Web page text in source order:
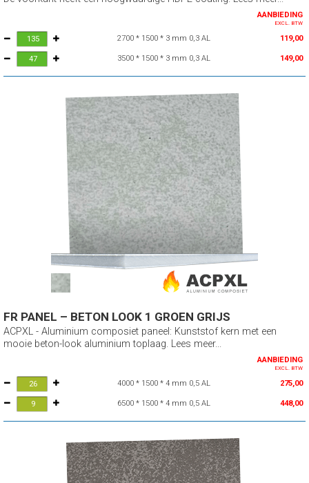
AANBIEDING
EXCL. BTW
2700 * 1500 * 3 mm 0,3 AL 119,00
3500 * 1500 * 3 mm 0,3 AL 149,00
FR PANEL – BETON LOOK 1 GROEN GRIJS
ACPXL - Aluminium composiet paneel: Kunststof kern met een
mooie beton-look aluminium toplaag. Lees meer...
AANBIEDING
EXCL. BTW
4000 * 1500 * 4 mm 0,5 AL 275,00
6500 * 1500 * 4 mm 0,5 AL 448,00